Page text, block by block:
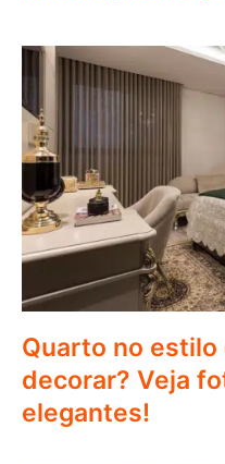
Quarto no
decorar? Veja
elegantes!